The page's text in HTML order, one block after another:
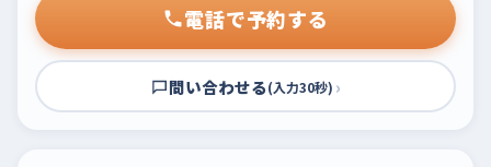
電話で予約する
問い合わせる(入力30秒) ›